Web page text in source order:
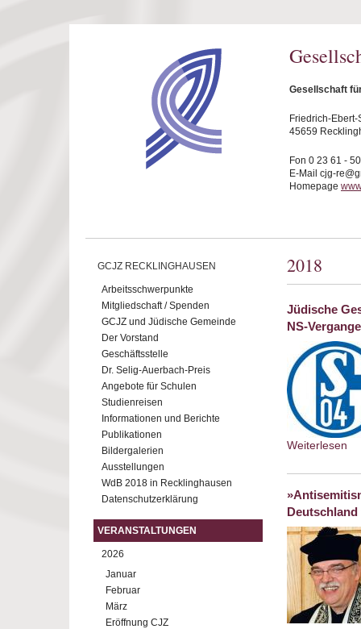
Gesellschaft
Friedrich-Ebert-
45659
Fon 0 23 61 -
E-Mail cjg-
Homepage
GCJZ RECKLINGHAUSEN
Arbeitsschwerpunkte
Mitgliedschaft / Spenden
GCJZ und Jüdische Gemeinde
Der Vorstand
Geschäftsstelle
Dr. Selig-Auerbach-Preis
Angebote für Schulen
Studienreisen
Informationen und Berichte
Publikationen
Bildergalerien
Ausstellungen
WdB 2018 in Recklinghausen
Datenschutzerklärung
VERANSTALTUNGEN
2026
Januar
Februar
März
Eröffnung CJZ
2018
Jüdische
NS-
Weiterlesen